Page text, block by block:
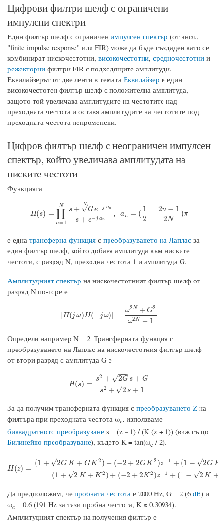
Цифрови филтри шелф с ограничени
импулсни спектри
Един филтър шелф с ограничен импулсен спектър (от англ.,
"finite impulse response" или FIR) може да бъде създаден като се
комбинират нискочестотни, високочестотни, средночестотни и
режекторни филтри FIR с подходящите амплитуди.
Еквилайзерът от две ленти в темата Еквилайзер е един
високочестотен филтър шелф с положителна амплитуда,
защото той увеличава амплитудите на честотите над
преходната честота и оставя амплитудите на честотите под
преходната честота непроменени.
Цифров филтър шелф с неограничен импулсен
спектър, който увеличава амплитудата на
ниските честоти
Функцията
H(s) = ∏
n=1
N s + G
−
−
√
N
e− j an
s + e− j an
, an = (
1
2
−
2n − 1
2N
)π
H(s) =∏ Ns+GNe−jans+e jan an =(1 2− 2n−12N)π
е една трансферна функция с преобразуването на Лаплас за
един филтър шелф, който добавя амплитуда към ниските
честоти, с разряд N, преходна честота 1 и амплитуда G.
Амплитудният спектър на нискочестотният филтър шелф от
разряд N по-горе е
| H(j ω)H(−jω)| =
ω2N + G2
ω2N + 1
|H(jω)H(−jω)|=ω2 N +G2ω2N+1
Определи например N = 2. Трансферната функция с
преобразуването на Лаплас на нискочестотния филтър шелф
от втори разряд с амплитуда G е
H(s) =
s2 + 2G
−−
−
√ s + G
s2 + 2
–
√ s + 1
H(s =s 2+2Gs+Gs2+2s+1
За да получим трансферната функция с преобразуването Z на
филтъра при преходната честота ωc, използваме
биквадратното преобразуване s = (z – 1) / (K (z + 1)) (виж също
Билинейно преобразуване), където K = tan(ωc / 2).
H(z) =
(1 + 2G
−−
−
√ K + G K 2 ) + (−2 + 2G K 2 )z−1 + (1 − 2G
−−
−
√
(1 + 2
–
√ K + K 2 ) + (−2 + 2 K 2 )z−1 + (1 − 2
–
√ K
H(z)= (1 +2GK+GK2)+(−2+2GK2)z−1+(1−2GK+GK2)z−2(1+2K+K2)+(
Да предположим, че пробната честота е 2000 Hz, G = 2 (6 dB) и
ωc = 0.6 (191 Hz за тази пробна честота, K ≈ 0.30934).
Амплитудният спектър на получения филтър е